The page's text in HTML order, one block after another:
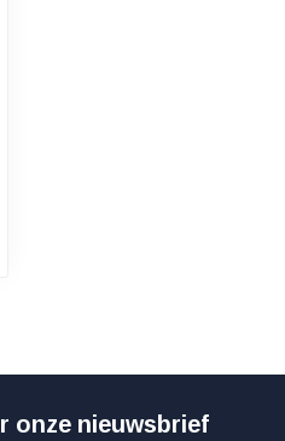
onze nieuwsbrief